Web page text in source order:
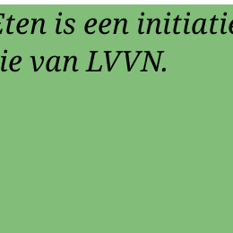
is een
van LVVN.